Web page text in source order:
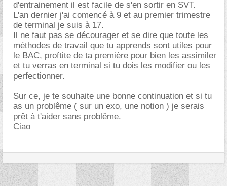
d'entrainement il est facile de s'en sortir en SVT.
L'an dernier j'ai comencé à 9 et au premier trimestre
de terminal je suis à 17.
Il ne faut pas se décourager et se dire que toute les
méthodes de travail que tu apprends sont utiles pour
le BAC, proftite de ta première pour bien les assimiler
et tu verras en terminal si tu dois les modifier ou les
perfectionner.
Sur ce, je te souhaite une bonne continuation et si tu
as un problême ( sur un exo, une notion ) je serais
prêt à t'aider sans problême.
Ciao